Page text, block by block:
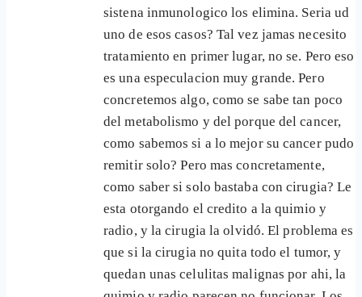
sistena inmunologico los elimina. Seria ud
uno de esos casos? Tal vez jamas necesito
tratamiento en primer lugar, no se. Pero eso
es una especulacion muy grande. Pero
concretemos algo, como se sabe tan poco
del metabolismo y del porque del cancer,
como sabemos si a lo mejor su cancer pudo
remitir solo? Pero mas concretamente,
como saber si solo bastaba con cirugia? Le
esta otorgando el credito a la quimio y
radio, y la cirugia la olvidó. El problema es
que si la cirugia no quita todo el tumor, y
quedan unas celulitas malignas por ahi, la